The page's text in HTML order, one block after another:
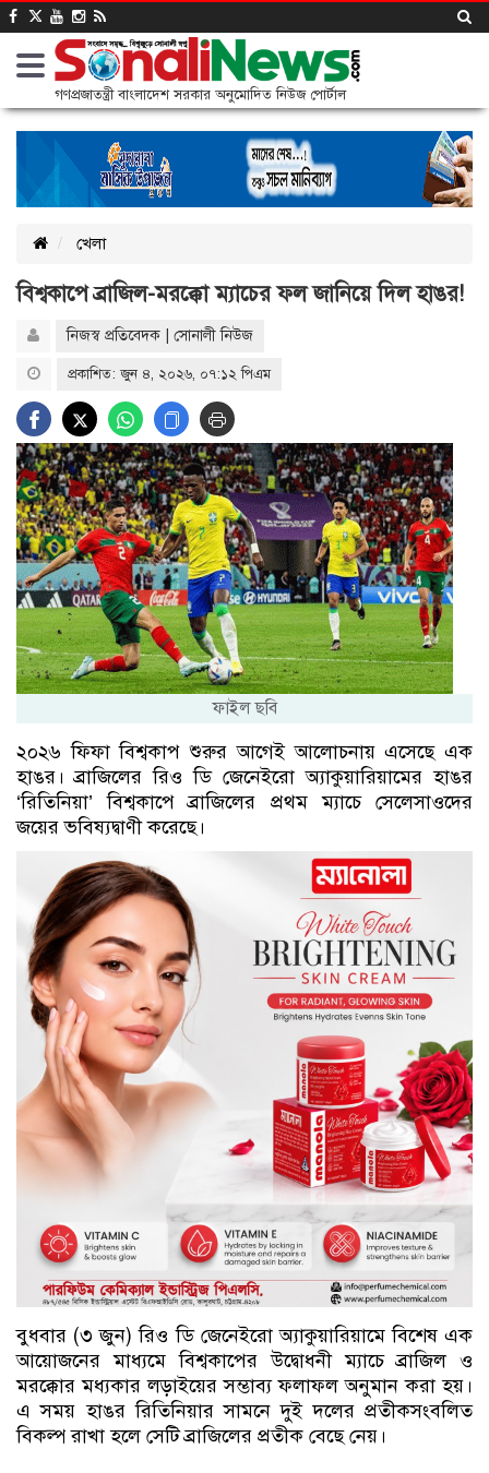
গণপ্রজাতন্ত্রী বাংলাদেশ সরকার অনুমোদিত নিউজ পোর্টাল
খেলা
বিশ্বকাপে ব্রাজিল-মরক্কো ম্যাচের ফল জানিয়ে দিল হাঙর!
নিজস্ব প্রতিবেদক | সোনালী নিউজ
প্রকাশিত: জুন ৪, ২০২৬, ০৭:১২ পিএম
ফাইল ছবি
২০২৬ ফিফা বিশ্বকাপ শুরুর আগেই আলোচনায় এসেছে এক
হাঙর। ব্রাজিলের রিও ডি জেনেইরো অ্যাকুয়ারিয়ামের হাঙর
‘রিতিনিয়া’ বিশ্বকাপে ব্রাজিলের প্রথম ম্যাচে সেলেসাওদের
জয়ের ভবিষ্যদ্বাণী করেছে।
বুধবার (৩ জুন) রিও ডি জেনেইরো অ্যাকুয়ারিয়ামে বিশেষ এক
আয়োজনের মাধ্যমে বিশ্বকাপের উদ্বোধনী ম্যাচে ব্রাজিল ও
মরক্কোর মধ্যকার লড়াইয়ের সম্ভাব্য ফলাফল অনুমান করা হয়।
এ সময় হাঙর রিতিনিয়ার সামনে দুই দলের প্রতীকসংবলিত
বিকল্প রাখা হলে সেটি ব্রাজিলের প্রতীক বেছে নেয়।